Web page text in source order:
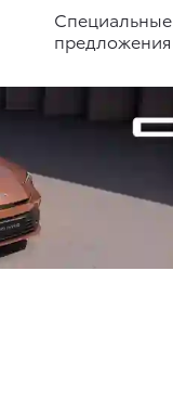
Специальные
предложения